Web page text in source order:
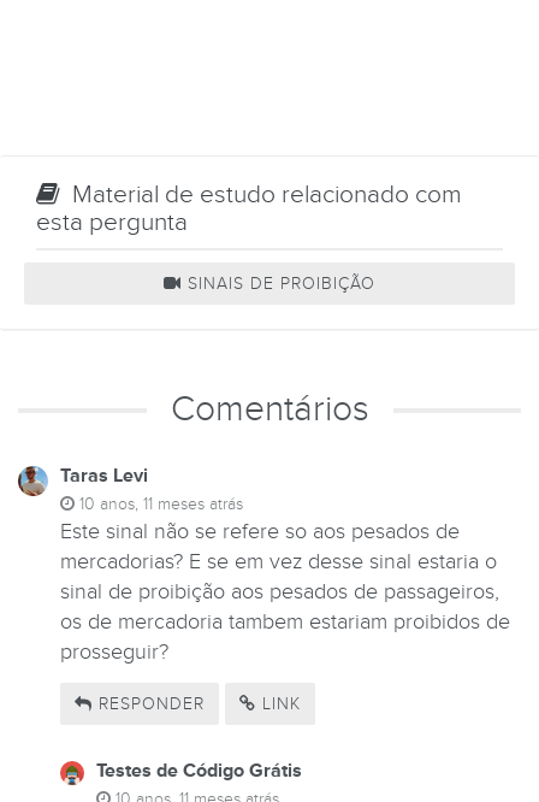
Material de estudo relacionado com
esta pergunta
SINAIS DE PROIBIÇÃO
Comentários
Taras Levi
10 anos, 11 meses atrás
Este sinal não se refere so aos pesados de
mercadorias? E se em vez desse sinal estaria o
sinal de proibição aos pesados de passageiros,
os de mercadoria tambem estariam proibidos de
prosseguir?
RESPONDER LINK
Testes de Código Grátis